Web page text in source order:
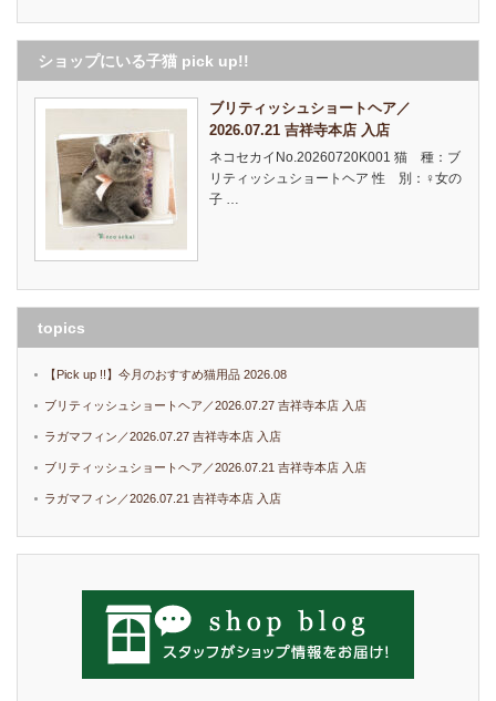
ショップにいる子猫 pick up!!
ブリティッシュショートヘア／
2026.07.21 吉祥寺本店 入店
ネコセカイNo.20260720K001 猫 種：ブ
リティッシュショートヘア 性 別：♀女の
子 …
topics
【Pick up !!】今月のおすすめ猫用品 2026.08
ブリティッシュショートヘア／2026.07.27 吉祥寺本店 入店
ラガマフィン／2026.07.27 吉祥寺本店 入店
ブリティッシュショートヘア／2026.07.21 吉祥寺本店 入店
ラガマフィン／2026.07.21 吉祥寺本店 入店